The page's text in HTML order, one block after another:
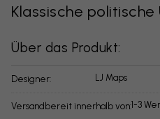
Klassische politische
Über das Produkt:
Designer: LJ Maps
Versandbereit innerhalb von:1-3